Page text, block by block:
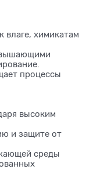
влаге, химикатам
процессы
высоким
и защите от
среды